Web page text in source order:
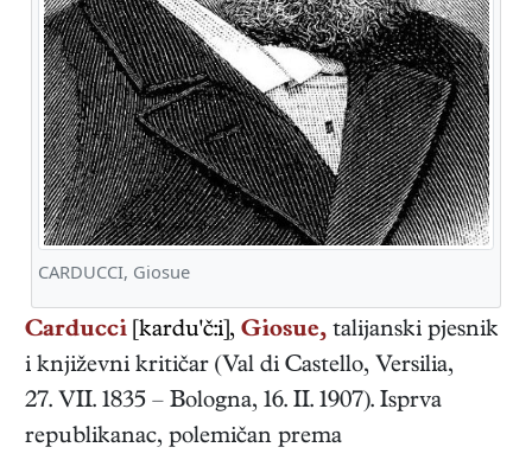
CARDUCCI, Giosue
Carducci [kardu'č:i], Giosue, talijanski pjesnik
i književni kritičar (Val di Castello, Versilia,
27. VII. 1835 – Bologna, 16. II. 1907). Isprva
republikanac, polemičan prema